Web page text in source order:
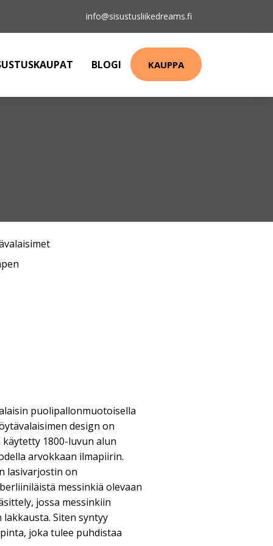
info@sisustusliikedreams.fi
BLOGI KAUPPA
puolipallonmuotoisella
design on
käytetty 1800-luvun alun
arvokkaan ilmapiirin.
lasivarjostin on
messinkiä olevaan
jossa messinkiin
Siten syntyy
joka tulee puhdistaa